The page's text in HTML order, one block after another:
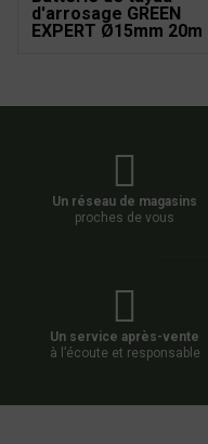
d'arrosage GREEN
EXPERT Ø15mm 20m
Un réseau de magasins
proches de vous
Un service après-vente
à l’écoute et responsable